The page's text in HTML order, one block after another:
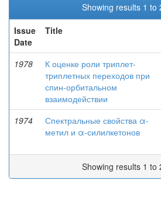
Showing results 1 to
Issue
Date
Title
1978
К оценке роли триплет-
триплетных переходов при
спин-орбитальном
взаимодействии
1974
Спектральные свойства α-
метил и α-силилкетонов
Showing results 1 to